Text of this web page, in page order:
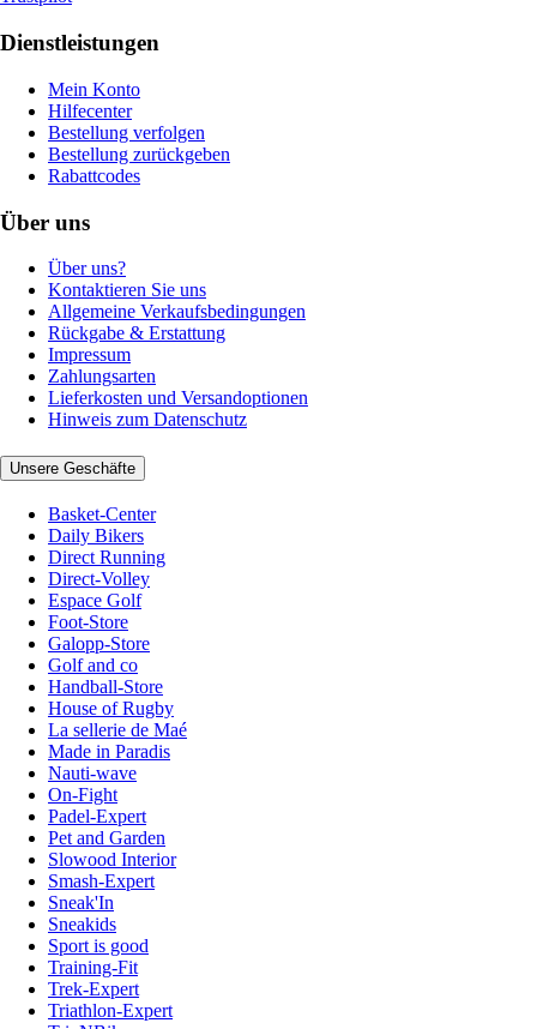
Dienstleistungen
Mein Konto
Hilfecenter
Bestellung verfolgen
Bestellung zurückgeben
Rabattcodes
Über uns
Über uns?
Kontaktieren Sie uns
Allgemeine Verkaufsbedingungen
Rückgabe & Erstattung
Impressum
Zahlungsarten
Lieferkosten und Versandoptionen
Hinweis zum Datenschutz
Unsere Geschäfte
Basket-Center
Daily Bikers
Direct Running
Direct-Volley
Espace Golf
Foot-Store
Galopp-Store
Golf and co
Handball-Store
House of Rugby
La sellerie de Maé
Made in Paradis
Nauti-wave
On-Fight
Padel-Expert
Pet and Garden
Slowood Interior
Smash-Expert
Sneak'In
Sneakids
Sport is good
Training-Fit
Trek-Expert
Triathlon-Expert